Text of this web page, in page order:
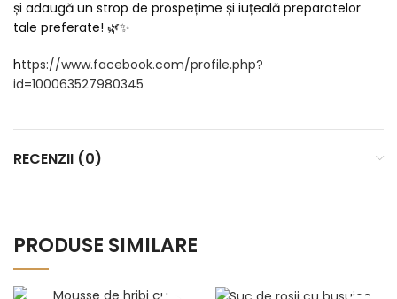
și adaugă un strop de prospețime și iuțeală preparatelor
tale preferate! 🌿✨
https://www.facebook.com/profile.php?
id=100063527980345
RECENZII (0)
PRODUSE SIMILARE